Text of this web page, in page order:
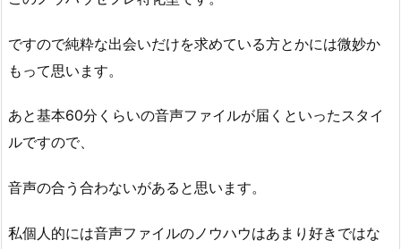
ですので純粋な出会いだけを求めている方とかには微妙か
もって思います。
あと基本60分くらいの音声ファイルが届くといったスタイ
ルですので、
音声の合う合わないがあると思います。
私個人的には音声ファイルのノウハウはあまり好きではな